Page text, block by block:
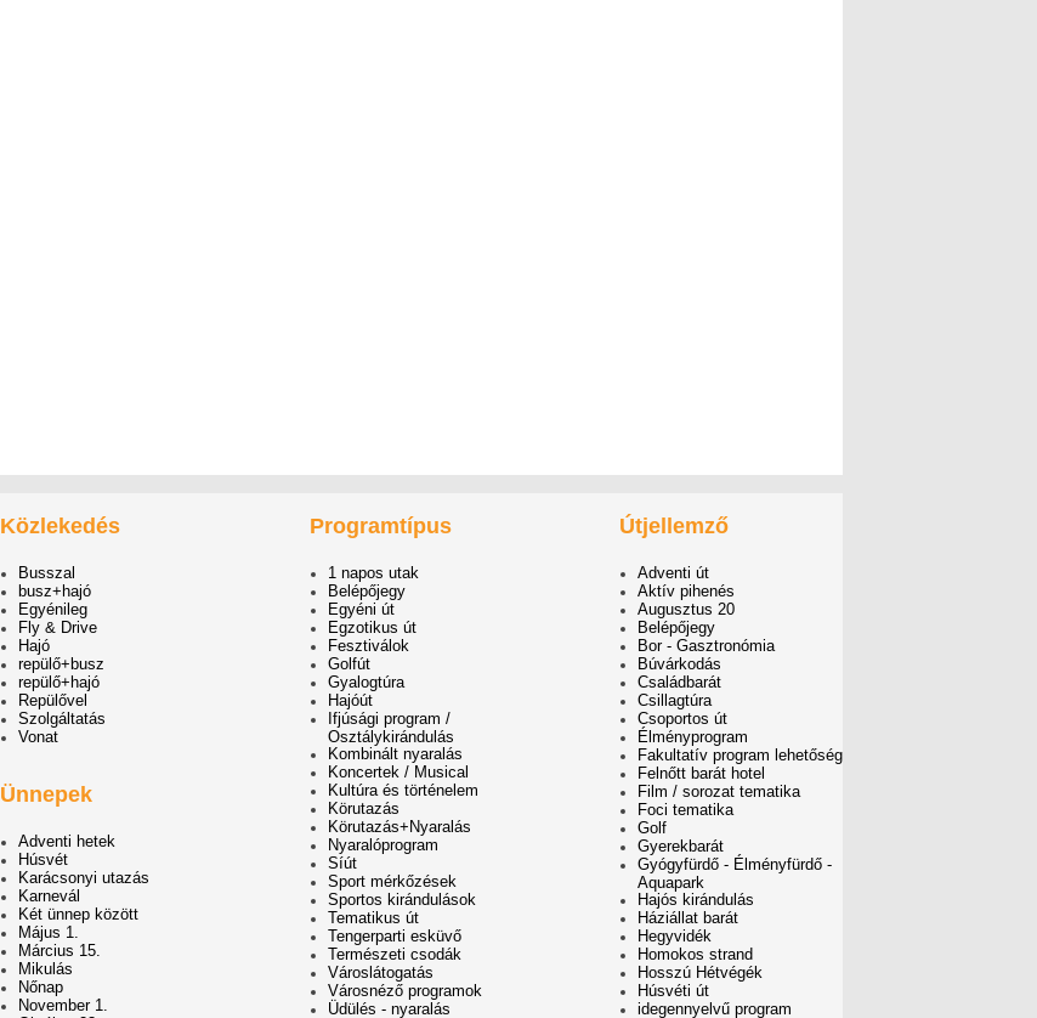
Közlekedés
Busszal
busz+hajó
Egyénileg
Fly & Drive
Hajó
repülő+busz
repülő+hajó
Repülővel
Szolgáltatás
Vonat
Ünnepek
Adventi hetek
Húsvét
Karácsonyi utazás
Karnevál
Két ünnep között
Május 1.
Március 15.
Mikulás
Nőnap
November 1.
Programtípus
1 napos utak
Belépőjegy
Egyéni út
Egzotikus út
Fesztiválok
Golfút
Gyalogtúra
Hajóút
Ifjúsági program /
Osztálykirándulás
Kombinált nyaralás
Koncertek / Musical
Kultúra és történelem
Körutazás
Körutazás+Nyaralás
Nyaralóprogram
Síút
Sport mérkőzések
Sportos kirándulások
Tematikus út
Tengerparti esküvő
Természeti csodák
Városlátogatás
Városnéző programok
Üdülés - nyaralás
Útjellemző
Adventi út
Aktív pihenés
Augusztus 20
Belépőjegy
Bor - Gasztronómia
Búvárkodás
Családbarát
Csillagtúra
Csoportos út
Élményprogram
Fakultatív program lehetőség
Felnőtt barát hotel
Film / sorozat tematika
Foci tematika
Golf
Gyerekbarát
Gyógyfürdő - Élményfürdő -
Aquapark
Hajós kirándulás
Háziállat barát
Hegyvidék
Homokos strand
Hosszú Hétvégék
Húsvéti út
idegennyelvű program